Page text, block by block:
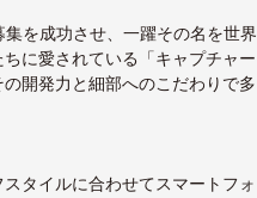
を成功させ、一躍その名を世界
に愛されている「キャプチャー
開発力と細部へのこだわりで多
タイルに合わせてスマートフォ